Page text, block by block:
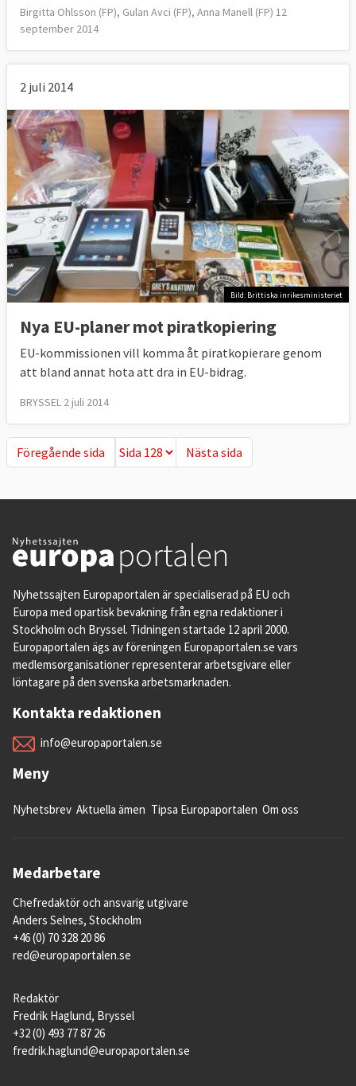
Birgitta Ohlsson (FP), Gulan Avci (FP), Anna Manell (FP) 12
september 2014
2 juli 2014
Bild: Brittiska inrikesministeriet
Nya EU-planer mot piratkopiering
EU-kommissionen vill komma åt piratkopierare genom
att bland annat hota att dra in EU-bidrag.
BRYSSEL 2 juli 2014
Föregående sida
Föregående sida Nästa sida
Nästa sida
Nyhetssajten Europaportalen är specialiserad på EU och
Europa med opartisk bevakning från egna redaktioner i
Stockholm och Bryssel. Tidningen startade 12 april 2000.
Europaportalen ägs av föreningen Europaportalen.se vars
medlemsorganisationer representerar arbetsgivare eller
löntagare på den svenska arbetsmarknaden.
Kontakta redaktionen
info@europaportalen.se
Meny
Nyhetsbrev Aktuella ämen Tipsa Europaportalen Om oss
Medarbetare
Chefredaktör och ansvarig utgivare
Anders Selnes, Stockholm
+46 (0) 70 328 20 86
red@europaportalen.se
Redaktör
Fredrik Haglund, Bryssel
+32 (0) 493 77 87 26
fredrik.haglund@europaportalen.se